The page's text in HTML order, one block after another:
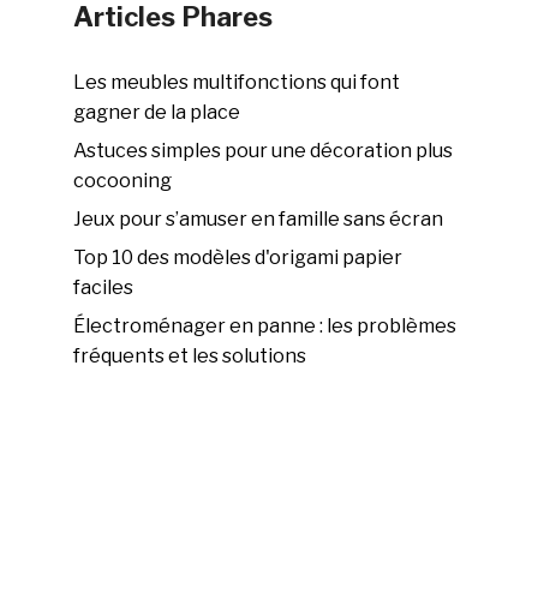
Articles Phares
Les meubles multifonctions qui font
gagner de la place
Astuces simples pour une décoration plus
cocooning
Jeux pour s’amuser en famille sans écran
Top 10 des modèles d'origami papier
faciles
Électroménager en panne : les problèmes
fréquents et les solutions